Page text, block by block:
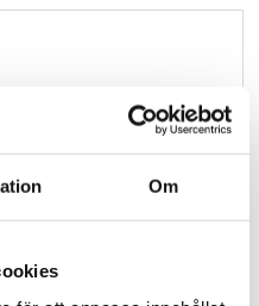
Om
Point sveper
med stor
i tal: Charlie Kirk